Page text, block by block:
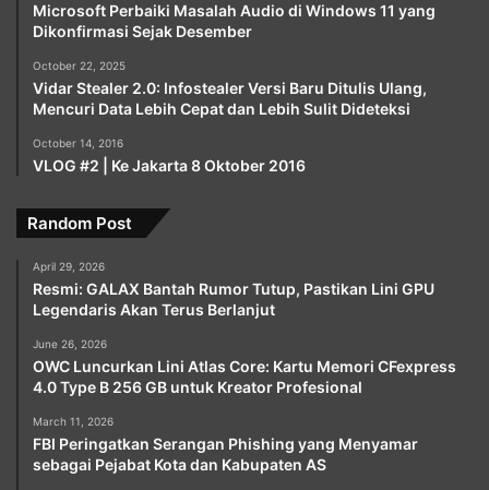
Microsoft Perbaiki Masalah Audio di Windows 11 yang
Dikonfirmasi Sejak Desember
October 22, 2025
Vidar Stealer 2.0: Infostealer Versi Baru Ditulis Ulang,
Mencuri Data Lebih Cepat dan Lebih Sulit Dideteksi
October 14, 2016
VLOG #2 | Ke Jakarta 8 Oktober 2016
Random Post
April 29, 2026
Resmi: GALAX Bantah Rumor Tutup, Pastikan Lini GPU
Legendaris Akan Terus Berlanjut
June 26, 2026
OWC Luncurkan Lini Atlas Core: Kartu Memori CFexpress
4.0 Type B 256 GB untuk Kreator Profesional
March 11, 2026
FBI Peringatkan Serangan Phishing yang Menyamar
sebagai Pejabat Kota dan Kabupaten AS